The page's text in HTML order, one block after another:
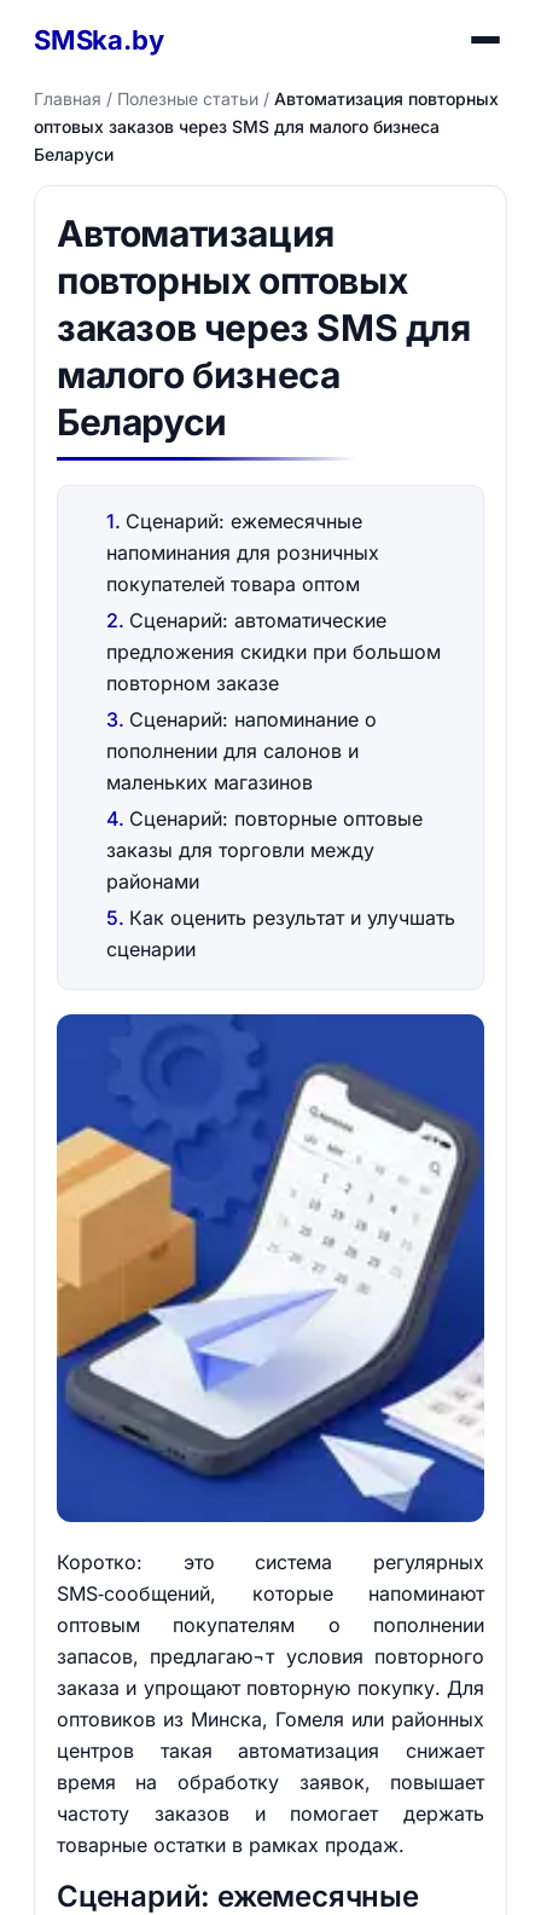
SMSka.by
Главная / Полезные статьи/ Автоматизация повторных
оптовых заказов через SMS для малого бизнеса
Беларуси
Автоматизация
повторных оптовых
заказов через SMS для
малого бизнеса
Беларуси
Сценарий: ежемесячные
напоминания для розничных
покупателей товара оптом
Сценарий: автоматические
предложения скидки при большом
повторном заказе
Сценарий: напоминание о
пополнении для салонов и
маленьких магазинов
Сценарий: повторные оптовые
заказы для торговли между
районами
Как оценить результат и улучшать
сценарии
Коротко: это система регулярных
SMS‑сообщений, которые напоминают
оптовым покупателям о пополнении
запасов, предлагаю¬т условия повторного
заказа и упрощают повторную покупку. Для
оптовиков из Минска, Гомеля или районных
центров такая автоматизация снижает
время на обработку заявок, повышает
частоту заказов и помогает держать
товарные остатки в рамках продаж.
Сценарий: ежемесячные